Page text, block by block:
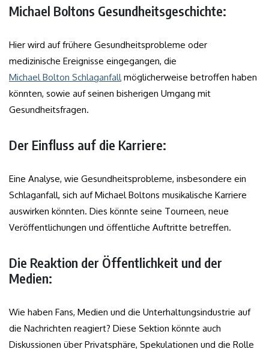
Michael Boltons Gesundheitsgeschichte:
Hier wird auf frühere Gesundheitsprobleme oder
medizinische Ereignisse eingegangen, die
Michael Bolton Schlaganfallmöglicherweise betroffen haben
könnten, sowie auf seinen bisherigen Umgang mit
Gesundheitsfragen.
Der Einfluss auf die Karriere:
Eine Analyse, wie Gesundheitsprobleme, insbesondere ein
Schlaganfall, sich auf Michael Boltons musikalische Karriere
auswirken könnten. Dies könnte seine Tourneen, neue
Veröffentlichungen und öffentliche Auftritte betreffen.
Die Reaktion der Öffentlichkeit und der
Medien:
Wie haben Fans, Medien und die Unterhaltungsindustrie auf
die Nachrichten reagiert? Diese Sektion könnte auch
Diskussionen über Privatsphäre, Spekulationen und die Rolle